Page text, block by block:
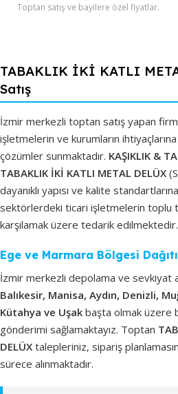
Toptan satış ve bayilere özel fiyatlar.
TABAKLIK İKİ KATLI
Satış
İzmir merkezli toptan satış yapan
işletmelerin ve kurumların
çözümler sunmaktadır. KAŞIKLIK &
TABAKLIK İKİ KATLI METAL DELÜX
dayanıklı yapısı ve kalite
sektörlerdeki ticari işletmelerin toplu
karşılamak üzere tedarik edilmektedir.
Ege ve Marmara Bölgesi
İzmir merkezli depolama ve sevkiyat
Balıkesir, Manisa, Aydın, Denizli,
Kütahya ve Uşak başta olmak üzere
gönderimi sağlamaktayız. Toptan
DELÜX talepleriniz, sipariş
sürece alınmaktadır.